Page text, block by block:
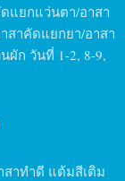
แยกแว่นตา/อาสา
สาคัดแยกยา/อาสา
ผัก วันที่ 1-2, 8-9,
สาทำดี แต้มสีเติม